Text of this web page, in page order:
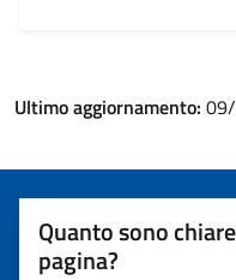
Ultimo aggiornamento:
Quanto sono
pagina?